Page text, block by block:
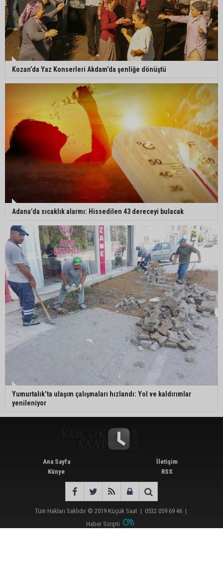
Kozan’da Yaz Konserleri Akdam’da şenliğe dönüştü
Adana’da sıcaklık alarmı: Hissedilen 43 dereceyi bulacak
Yumurtalık’ta ulaşım çalışmaları hızlandı: Yol ve kaldırımlar
yenileniyor
Ana Sayfa
Künye
İletişim
RSS
Tüm Hakları Saklıdır © 2019 Küçük Saat | 0532 059 69 46 |
Haber Scripti